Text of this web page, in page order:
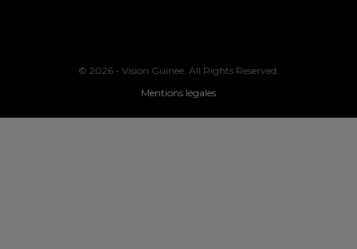
© 2026 - Vision Guinee. All Rights Reserved.
Mentions légales